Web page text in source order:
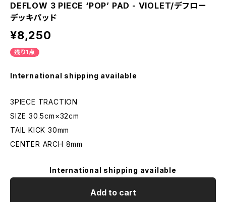
DEFLOW 3 PIECE ‘POP’ PAD - VIOLET/デフロー
デッキパッド
¥8,250
残り1点
International shipping available
3PIECE TRACTION
SIZE 30.5cm×32cm
TAIL KICK 30mm
CENTER ARCH 8mm
International shipping available
Add to cart